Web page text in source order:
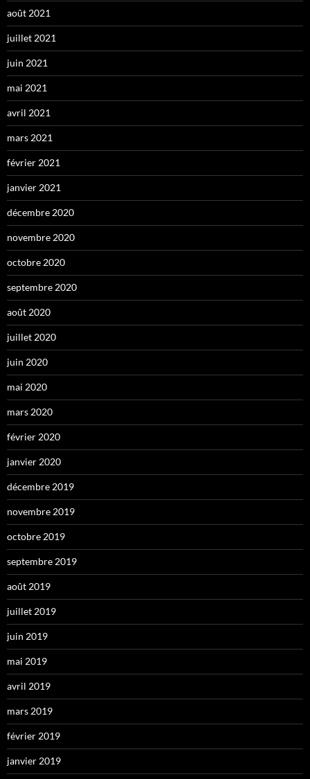
août 2021
juillet 2021
juin 2021
mai 2021
avril 2021
mars 2021
février 2021
janvier 2021
décembre 2020
novembre 2020
octobre 2020
septembre 2020
août 2020
juillet 2020
juin 2020
mai 2020
mars 2020
février 2020
janvier 2020
décembre 2019
novembre 2019
octobre 2019
septembre 2019
août 2019
juillet 2019
juin 2019
mai 2019
avril 2019
mars 2019
février 2019
janvier 2019